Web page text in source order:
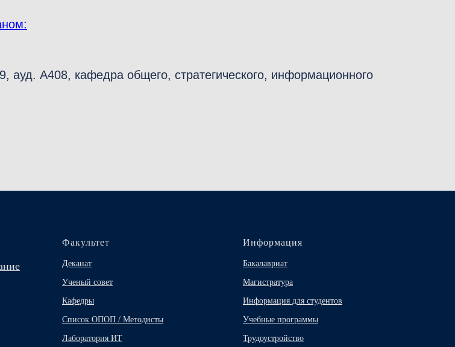
ауд. А408, кафедра общего, стратегического, информационного
Факультет
Деканат
Ученый совет
Кафедры
Список ОПОП / Методисты
Лаборатория ИТ
Информация
Бакалавриат
Магистратура
Информация для студентов
Учебные программы
Трудоустройство